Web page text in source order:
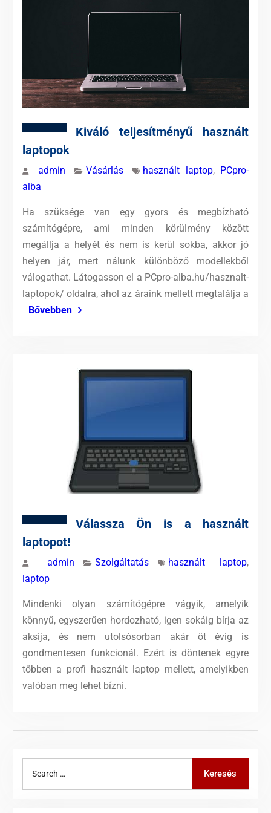
Kiváló teljesítményű használt
laptopok
admin Vásárlás használt laptop, PCpro-
alba
Ha szüksége van egy gyors és megbízható
számítógépre, ami minden körülmény között
megállja a helyét és nem is kerül sokba, akkor jó
helyen jár, mert nálunk különböző modellekből
válogathat. Látogasson el a PCpro-alba.hu/hasznalt-
laptopok/ oldalra, ahol az áraink mellett megtalálja a
Bővebben
Válassza Ön is a használt
laptopot!
admin Szolgáltatás használt laptop,
laptop
Mindenki olyan számítógépre vágyik, amelyik
könnyű, egyszerűen hordozható, igen sokáig bírja az
aksija, és nem utolsósorban akár öt évig is
gondmentesen funkcionál. Ezért is döntenek egyre
többen a profi használt laptop mellett, amelyikben
valóban meg lehet bízni.
Keresés